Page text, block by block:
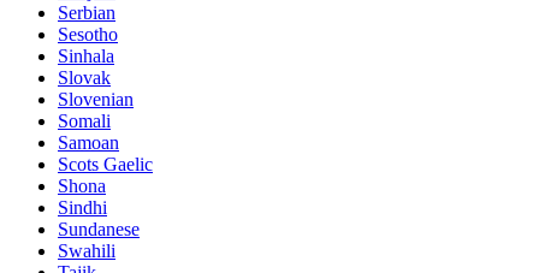
Serbian
Sesotho
Sinhala
Slovak
Slovenian
Somali
Samoan
Scots Gaelic
Shona
Sindhi
Sundanese
Swahili